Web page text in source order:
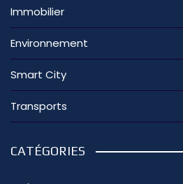
Immobilier
Environnement
Smart City
Transports
CATÉGORIES